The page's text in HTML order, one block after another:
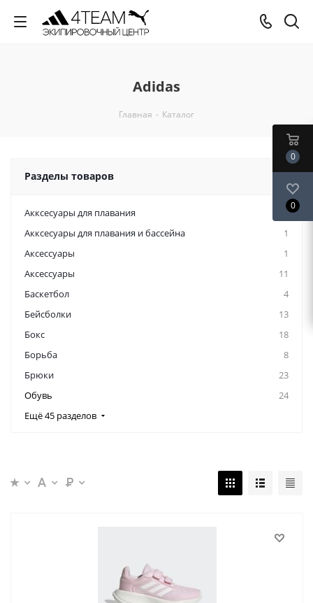
Adidas
Главная - Каталог
Разделы товаров
Акксесуары для плавания
12
Акксесуары для плавания и бассейна
1
Аксессуары
1
Аксессуары
11
Баскетбол
4
Бейсболки
13
Бокс
18
Борьба
8
Брюки
23
Обувь
24
Ещё 45 разделов
0
0